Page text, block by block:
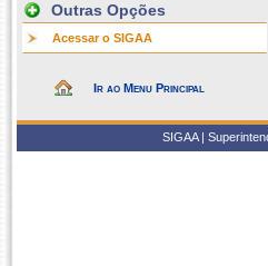
Outras Opções
Acessar o SIGAA
Ir ao Menu Principal
SIGAA |